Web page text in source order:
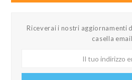
Riceverai i nostri aggiornamenti
casella email